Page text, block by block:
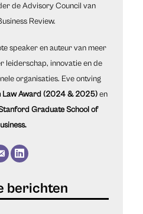
de Advisory Council van
Review.
speaker en auteur van meer
leiderschap, innovatie en de
organisaties. Eve ontving
Law Award (2024 & 2025)en
Graduate School of